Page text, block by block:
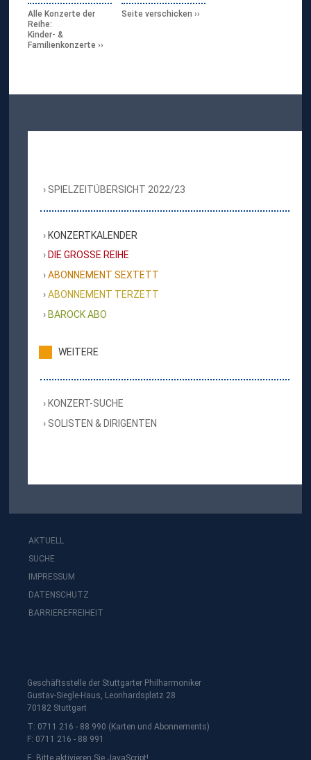
Alle Konzerte der
Reihe:
Kinder- &
Familienkonzerte
Seite verschicken
SPIELZEITÜBERSICHT 2022/23
KONZERTKALENDER
DIE GROSSE REIHE
ABONNEMENT SEXTETT
ABONNEMENT TERZETT
BAROCK ABO
WEITERE
KONZERT-SUCHE
SOLISTEN & DIRIGENTEN
AKTUELL
SUCHE
IMPRESSUM
DATENSCHUTZ
BARRIEREFREIHEIT
Geschäftsstelle der Stuttgarter Philharmoniker
Gustav-Siegle-Haus, Leonhardsplatz 28
70182 Stuttgart
T: 0711 216 - 88 990 (Karten und Abonnements)
F: 0711 216 - 88 991
E: Bitte aktivieren Sie JavaScript!